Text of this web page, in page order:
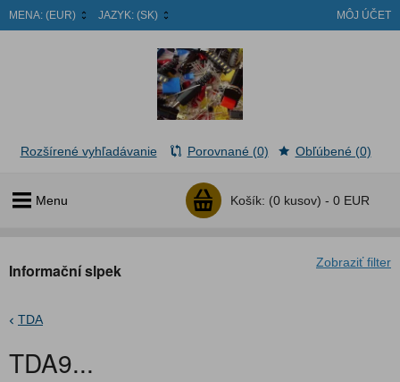
MENA: (EUR) JAZYK: (SK) MÔJ ÚČET
Menu Košík: (0 kusov) - 0 EUR
Rozšírené vyhľadávanie Porovnané (0) Obľúbené (0)
Zobraziť filter
Informační slpek
TDA
TDA9...